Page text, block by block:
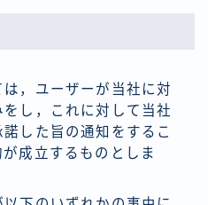
，ユーザーが当社に対
し，これに対して当社
した旨の通知をするこ
成立するものとしま